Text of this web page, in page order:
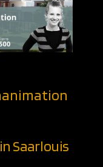
Saarlouis